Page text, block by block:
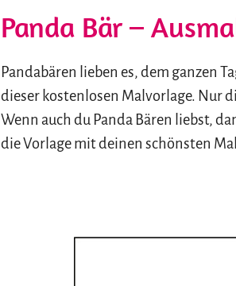
Panda Bär –
Pandabären lieben es, dem ganzen
dieser kostenlosen Malvorlage. Nur
Wenn auch du Panda Bären liebst,
die Vorlage mit deinen schönsten